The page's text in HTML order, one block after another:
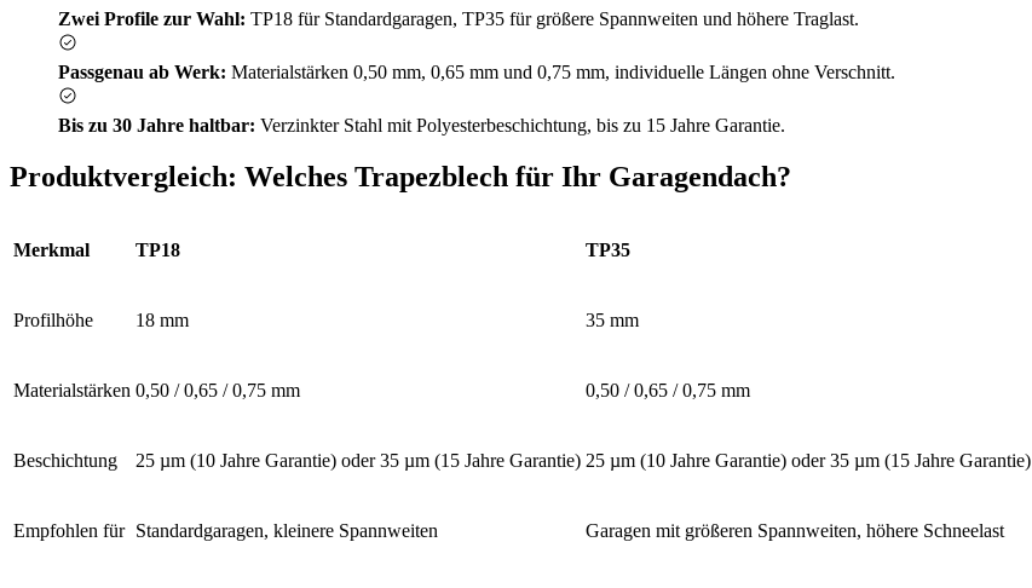
Zwei Profile zur Wahl: TP18 für Standardgaragen, TP35 für größere Spannweiten und höhere Traglast.
Passgenau ab Werk: Materialstärken 0,50 mm, 0,65 mm und 0,75 mm, individuelle Längen ohne Verschnitt.
Bis zu 30 Jahre haltbar: Verzinkter Stahl mit Polyesterbeschichtung, bis zu 15 Jahre Garantie.
Produktvergleich: Welches Trapezblech für Ihr Garagendach?
Merkmal TP18 TP35
Profilhöhe 18 mm 35 mm
Materialstärken 0,50 / 0,65 / 0,75 mm 0,50 / 0,65 / 0,75 mm
Beschichtung 25 µm (10 Jahre Garantie) oder 35 µm (15 Jahre Garantie) 25 µm (10 Jahre Garantie) oder 35 µm (15 Jahre Garantie)
Empfohlen für Standardgaragen, kleinere Spannweiten Garagen mit größeren Spannweiten, höhere Schneelast